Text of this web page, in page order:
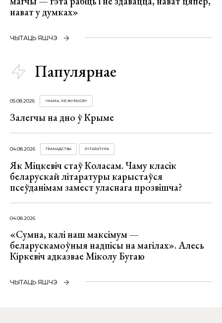
нават у думках»
ЧЫТАЦЬ ЯШЧЭ
Папулярнае
05.08.2026 «МАМА, НЕ ЖУРЫСЯ!»
Залегчы на дно ў Крыме
04.08.2026 ГРАМАДСТВА ЛІТАРАТУРА
Як Міцкевіч стаў Коласам. Чаму класік
беларускай літаратуры карыстаўся
псеўданімам замест уласнага прозвішча?
04.08.2026
«Сумна, калі наш максімум —
беларускамоўныя надпісы на магілах». Алесь
Кіркевіч адказвае Міколу Бугаю
ЧЫТАЦЬ ЯШЧЭ